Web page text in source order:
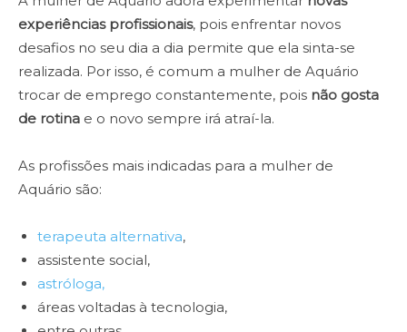
experiências profissionais, pois enfrentar novos
desafios no seu dia a dia permite que ela sinta-se
realizada. Por isso, é comum a mulher de Aquário
trocar de emprego constantemente, pois não gosta
de rotina e o novo sempre irá atraí-la.
As profissões mais indicadas para a mulher de
Aquário são:
terapeuta alternativa,
assistente social,
astróloga,
áreas voltadas à tecnologia,